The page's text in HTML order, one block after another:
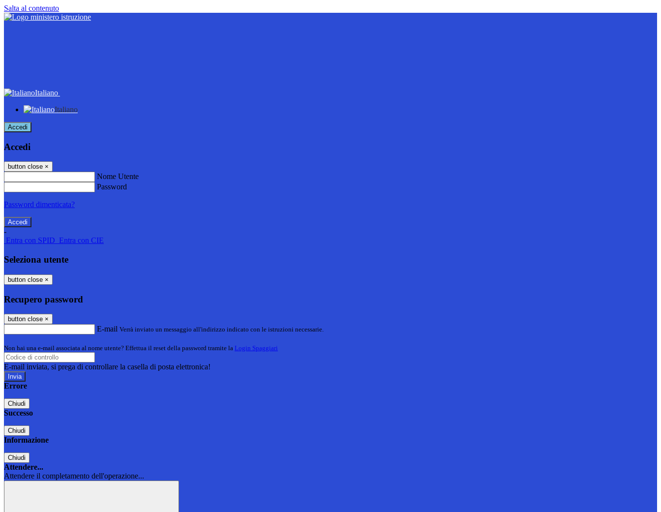
Salta al contenuto
Italiano
Italiano
Accedi
Accedi
button close ×
Nome Utente
Password
Password dimenticata?
-
Entra con SPID Entra con CIE
Seleziona utente
button close ×
Recupero password
button close ×
E-mail Verrà inviato un messaggio all'indirizzo indicato con le istruzioni necessarie.
Non hai una e-mail associata al nome utente? Effettua il reset della password tramite la Login Spaggiari
E-mail inviata, si prega di controllare la casella di posta elettronica!
Errore
Chiudi
Successo
Chiudi
Informazione
Chiudi
Attendere...
Attendere il completamento dell'operazione...